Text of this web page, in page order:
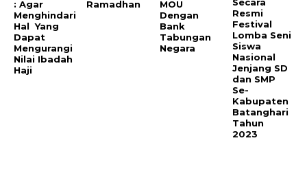
: Agar
Menghindari
Hal Yang
Dapat
Mengurangi
Nilai Ibadah
Haji
Ramadhan
MOU
Dengan
Bank
Tabungan
Negara
Secara
Resmi
Festival
Lomba Seni
Siswa
Nasional
Jenjang SD
dan SMP
Se-
Kabupaten
Batanghari
Tahun
2023